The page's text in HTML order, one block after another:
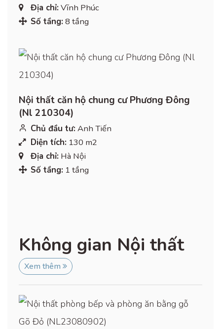
Địa chỉ: Vĩnh Phúc
Số tầng: 8 tầng
Nội thất căn hộ chung cư Phương Đông
(Nl 210304)
Chủ đầu tư: Anh Tiến
Diện tích: 130 m2
Địa chỉ: Hà Nội
Số tầng: 1 tầng
Không gian Nội thất
Xem thêm